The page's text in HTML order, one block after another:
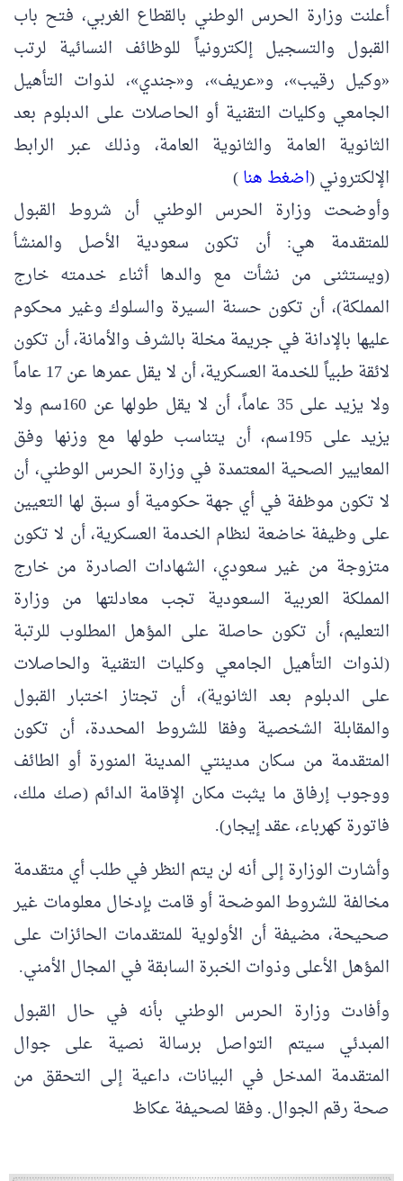
أعلنت وزارة الحرس الوطني بالقطاع الغربي، فتح باب
القبول والتسجيل إلكترونياً للوظائف النسائية لرتب
«وكيل رقيب»، و«عريف»، و«جندي»، لذوات التأهيل
الجامعي وكليات التقنية أو الحاصلات على الدبلوم بعد
الثانوية العامة والثانوية العامة، وذلك عبر الرابط
الإلكتروني (اضغط هنا)
وأوضحت وزارة الحرس الوطني أن شروط القبول
للمتقدمة هي: أن تكون سعودية الأصل والمنشأ
(ويستثنى من نشأت مع والدها أثناء خدمته خارج
المملكة)، أن تكون حسنة السيرة والسلوك وغير محكوم
عليها بالإدانة في جريمة مخلة بالشرف والأمانة، أن تكون
لائقة طبياً للخدمة العسكرية، أن لا يقل عمرها عن 17 عاماً
ولا يزيد على 35 عاماً، أن لا يقل طولها عن 160سم ولا
يزيد على 195سم، أن يتناسب طولها مع وزنها وفق
المعايير الصحية المعتمدة في وزارة الحرس الوطني، أن
لا تكون موظفة في أي جهة حكومية أو سبق لها التعيين
على وظيفة خاضعة لنظام الخدمة العسكرية، أن لا تكون
متزوجة من غير سعودي، الشهادات الصادرة من خارج
المملكة العربية السعودية تجب معادلتها من وزارة
التعليم، أن تكون حاصلة على المؤهل المطلوب للرتبة
(لذوات التأهيل الجامعي وكليات التقنية والحاصلات
على الدبلوم بعد الثانوية)، أن تجتاز اختبار القبول
والمقابلة الشخصية وفقا للشروط المحددة، أن تكون
المتقدمة من سكان مدينتي المدينة المنورة أو الطائف
ووجوب إرفاق ما يثبت مكان الإقامة الدائم (صك ملك،
فاتورة كهرباء، عقد إيجار).
وأشارت الوزارة إلى أنه لن يتم النظر في طلب أي متقدمة
مخالفة للشروط الموضحة أو قامت بإدخال معلومات غير
صحيحة، مضيفة أن الأولوية للمتقدمات الحائزات على
المؤهل الأعلى وذوات الخبرة السابقة في المجال الأمني.
وأفادت وزارة الحرس الوطني بأنه في حال القبول
المبدئي سيتم التواصل برسالة نصية على جوال
المتقدمة المدخل في البيانات، داعية إلى التحقق من
صحة رقم الجوال. وفقا لصحيفة عكاظ